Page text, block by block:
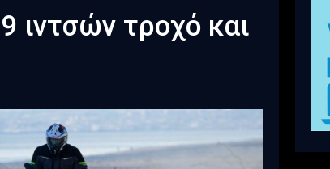
ιντσών τροχό και